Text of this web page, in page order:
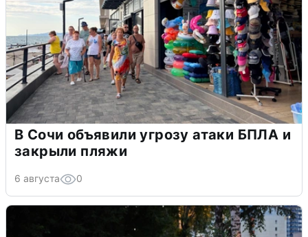
В Сочи объявили угрозу атаки БПЛА и
закрыли пляжи
6 августа 0